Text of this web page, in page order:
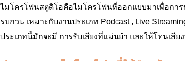
ไมโครโฟนสตูดิโอคือไมโครโฟนที่ออกแบบมาเพื่อการ
รบกวน เหมาะกับงานประเภท Podcast , Live
ประเภทนี้มักจะมี การรับเสียงที่แม่นยำ และให้โทนเสี